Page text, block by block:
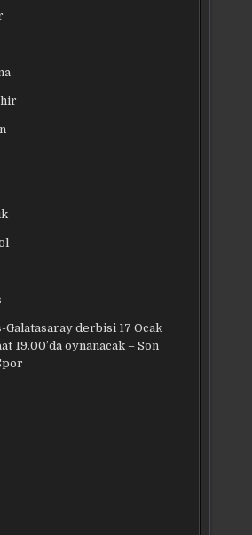
Galatasaray derbisi 17 Ocak
19.00’da oynanacak – Son